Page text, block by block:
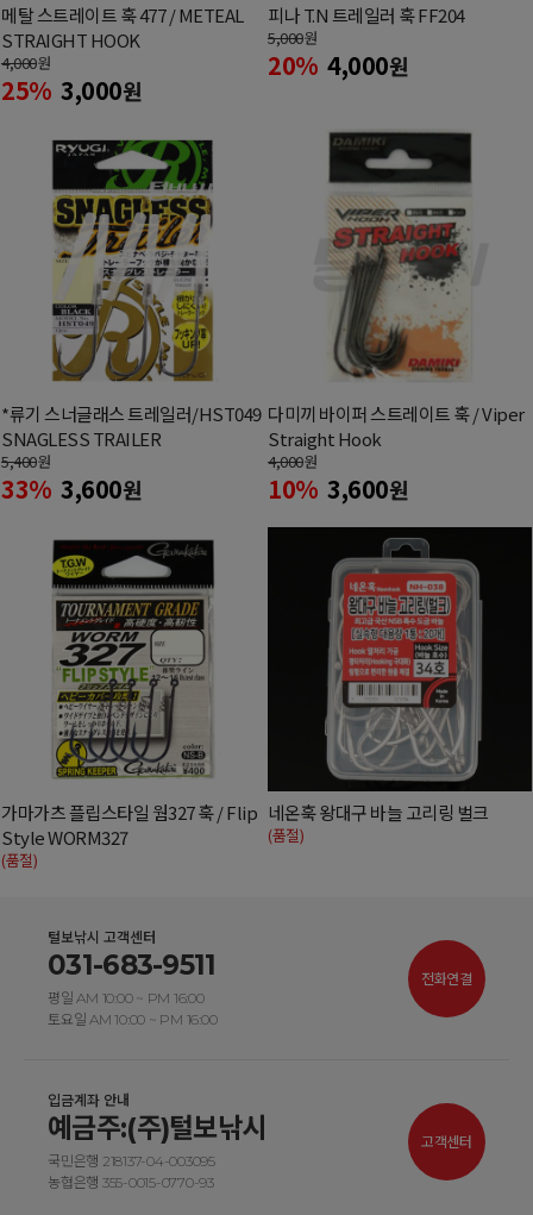
메탈 스트레이트 훅 477 / METEAL
STRAIGHT HOOK
4,000원
25% 3,000원
피나 T.N 트레일러 훅 FF204
5,000원
20% 4,000원
*류기 스너글래스 트레일러/HST049
SNAGLESS TRAILER
5,400원
33% 3,600원
다미끼 바이퍼 스트레이트 훅 / Viper
Straight Hook
4,000원
10% 3,600원
가마가츠 플립스타일 웜327 훅 / Flip
Style WORM327
(품절)
네온훅 왕대구 바늘 고리링 벌크
(품절)
털보낚시 고객센터
031-683-9511
평일 AM 10:00 ~ PM 16:00
토요일 AM 10:00 ~ PM 16:00
전화연결
입금계좌 안내
예금주:(주)털보낚시
국민은행 218137-04-003095
농협은행 355-0015-0770-93
고객센터